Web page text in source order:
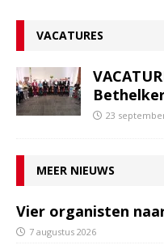
VACATURES
23
MEER NIEUWS
Vier organisten
7 augustus 2026